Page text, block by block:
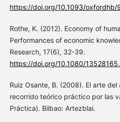
https://doi.org/10.1093/
Rothe, K. (2012). Economy of
Performances of economic
Research, 17(6), 32-39.
https://doi.org/10.1080/
Ruiz Osante, B. (2008). El arte del
recorrido teórico práctico por las
Práctica). Bilbao: Artezblai.